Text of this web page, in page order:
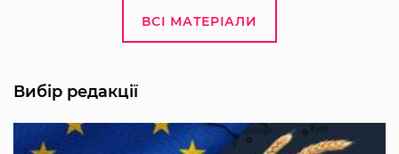
ВСІ МАТЕРІАЛИ
Вибір редакції